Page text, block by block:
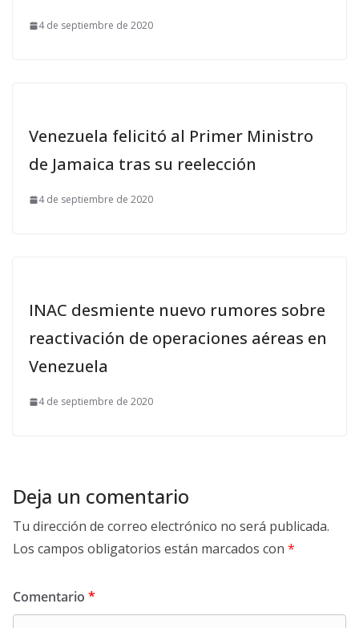
4 de septiembre de 2020
Venezuela felicitó al Primer Ministro
de Jamaica tras su reelección
4 de septiembre de 2020
INAC desmiente nuevo rumores sobre
reactivación de operaciones aéreas en
Venezuela
4 de septiembre de 2020
Deja un comentario
Tu dirección de correo electrónico no será publicada.
Los campos obligatorios están marcados con *
Comentario *